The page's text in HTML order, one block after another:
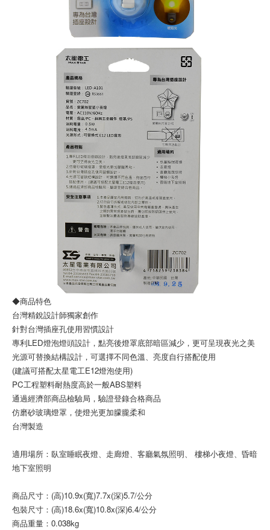
◆商品特色
台灣精銳設計師獨家創作
針對台灣插座孔使用習慣設計
專利LED燈泡燈頭設計，點亮後燈罩底部暗區減少，更可呈現夜光之美
光源可替換結構設計，可選擇不同色溫、亮度自行搭配使用
(建議可搭配太星電工E12燈泡使用)
PC工程塑料耐熱度高於一般ABS塑料
通過經濟部商品檢驗局，驗證登錄合格商品
仿磨砂玻璃燈罩，使燈光更加朦朧柔和
台灣製造
適用場所：臥室睡眠夜燈、走廊燈、客廳氣氛照明、 樓梯小夜燈、昏暗
地下室照明
商品尺寸：(高)10.9x(寬)7.7x(深)5.7/公分
包裝尺寸：(高)18.6x(寬)10.8x(深)6.4/公分
商品重量：0.038kg